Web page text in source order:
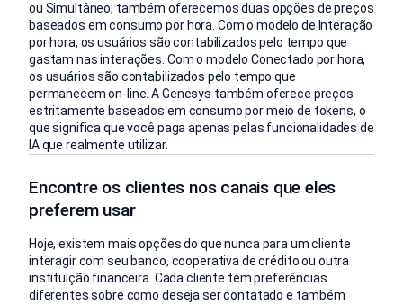
Encontre os clientes nos canais que eles
preferem usar
Hoje, existem mais opções do que nunca para um cliente
interagir com seu banco, cooperativa de crédito ou outra
instituição financeira. Cada cliente tem preferências
diferentes sobre como deseja ser contatado e também
ou Simultâneo, também oferecemos duas opções de preços
baseados em consumo por hora. Com o modelo de Interação
por hora, os usuários são contabilizados pelo tempo que
gastam nas interações. Com o modelo Conectado por hora,
os usuários são contabilizados pelo tempo que
permanecem on-line. A Genesys também oferece preços
estritamente baseados em consumo por meio de tokens, o
que significa que você paga apenas pelas funcionalidades de
IA que realmente utilizar.